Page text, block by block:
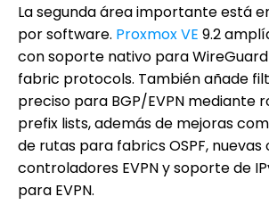
La segunda área importante está
por software. Proxmox VE 9.2
con soporte nativo para
fabric protocols. También añade
preciso para BGP/EVPN mediante
prefix lists, además de mejoras
de rutas para fabrics OSPF,
controladores EVPN y soporte de
para EVPN.